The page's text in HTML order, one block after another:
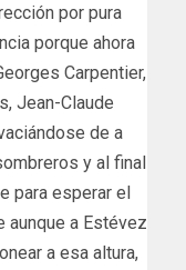
por pura
porque ahora
Carpentier,
Jean-Claude
de a
y al final
para esperar el
aunque a Estévez
a esa altura,